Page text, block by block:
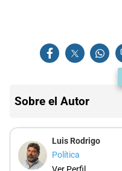
Sobre el Autor
Luis Rodrigo
Política